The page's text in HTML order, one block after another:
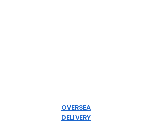
OVERSEA
DELIVERY